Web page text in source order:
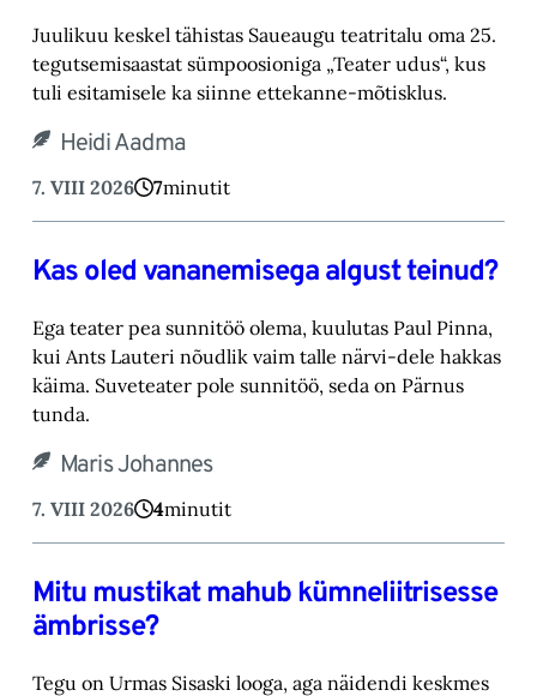
Juulikuu keskel tähistas Saueaugu teatritalu oma 25.
tegutsemisaastat sümpoosioniga „Teater ‎udus“, kus
tuli esitamisele ka siinne ettekanne-mõtisklus.‎
Heidi Aadma
7. VIII 2026 7minutit
Kas oled vananemisega algust teinud?
Ega teater pea sunnitöö olema, kuulutas Paul Pinna,
kui Ants Lauteri nõudlik vaim talle närvi-‎dele hakkas
käima. Suveteater pole sunnitöö, seda on Pärnus
tunda.‎
Maris Johannes
7. VIII 2026 4minutit
Mitu mustikat mahub kümneliitrisesse
ämbrisse?
Tegu on Urmas Sisaski looga, aga näidendi keskmes